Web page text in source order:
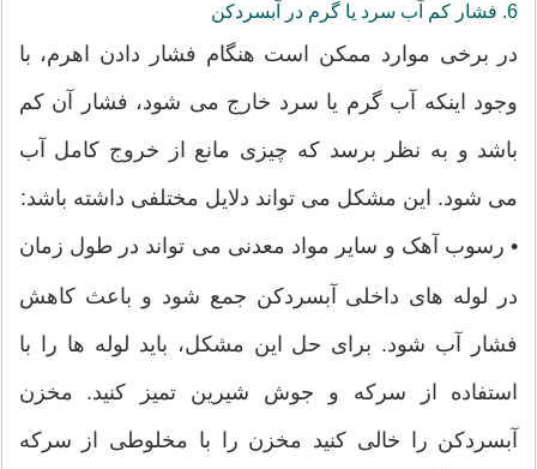
6. فشار کم آب سرد یا گرم در آبسردکن
در برخی موارد ممکن است هنگام فشار دادن اهرم، با
وجود اینکه آب گرم یا سرد خارج می شود، فشار آن کم
باشد و به نظر برسد که چیزی مانع از خروج کامل آب
می شود. این مشکل می تواند دلایل مختلفی داشته باشد:
• رسوب آهک و سایر مواد معدنی می تواند در طول زمان
در لوله های داخلی آبسردکن جمع شود و باعث کاهش
فشار آب شود. برای حل این مشکل، باید لوله ها را با
استفاده از سرکه و جوش شیرین تمیز کنید. مخزن
آبسردکن را خالی کنید مخزن را با مخلوطی از سرکه